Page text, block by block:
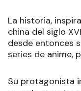
La historia,
china del siglo
desde entonces
series de anime,
Su protagonista